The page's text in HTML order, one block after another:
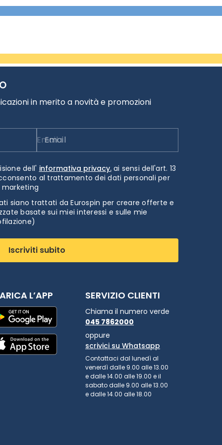
in merito a novità e promozioni
Email
dell' informativa privacy.ai sensi dell'art. 13
al trattamento dei dati personali per
siano trattati da Eurospin per creare offerte e
basate sui miei interessi e sulle mie
Iscriviti subito
L’APP SERVIZIO CLIENTI
Chiama il numero verde
045 7862000
oppure
scrivici su Whatsapp
Contattaci dal lunedì al
venerdì dalle 9.00 alle 13.00
e dalle 14.00 alle 19.00 e il
sabato dalle 9.00 alle 13.00
e dalle 14.00 alle 18.00